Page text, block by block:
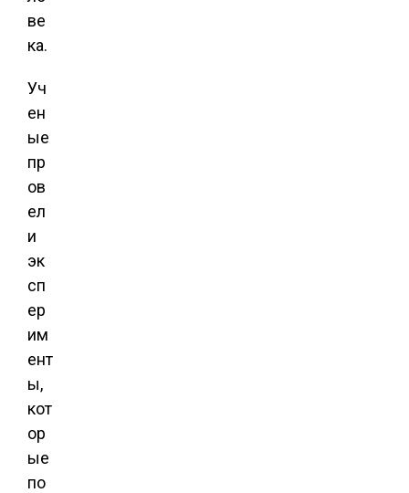
ве
ка.
Уч
ен
ые
пр
ов
ел
и
эк
сп
ер
им
ент
ы,
кот
ор
ые
по